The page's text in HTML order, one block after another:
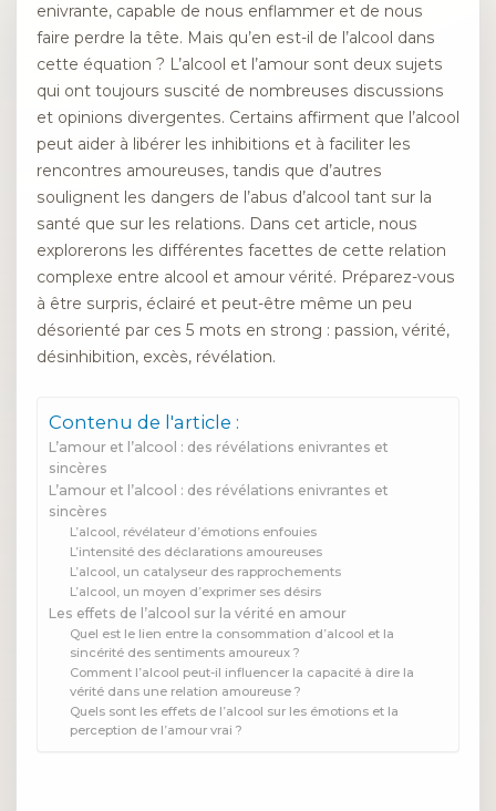
enivrante, capable de nous enflammer et de nous
faire perdre la tête. Mais qu’en est-il de l’alcool dans
cette équation ? L’alcool et l’amour sont deux sujets
qui ont toujours suscité de nombreuses discussions
et opinions divergentes. Certains affirment que l’alcool
peut aider à libérer les inhibitions et à faciliter les
rencontres amoureuses, tandis que d’autres
soulignent les dangers de l’abus d’alcool tant sur la
santé que sur les relations. Dans cet article, nous
explorerons les différentes facettes de cette relation
complexe entre alcool et amour vérité. Préparez-vous
à être surpris, éclairé et peut-être même un peu
désorienté par ces 5 mots en strong : passion, vérité,
désinhibition, excès, révélation.
Contenu de l'article :
L’amour et l’alcool : des révélations enivrantes et
sincères
L’amour et l’alcool : des révélations enivrantes et
sincères
L’alcool, révélateur d’émotions enfouies
L’intensité des déclarations amoureuses
L’alcool, un catalyseur des rapprochements
L’alcool, un moyen d’exprimer ses désirs
Les effets de l’alcool sur la vérité en amour
Quel est le lien entre la consommation d’alcool et la
sincérité des sentiments amoureux ?
Comment l’alcool peut-il influencer la capacité à dire la
vérité dans une relation amoureuse ?
Quels sont les effets de l’alcool sur les émotions et la
perception de l’amour vrai ?